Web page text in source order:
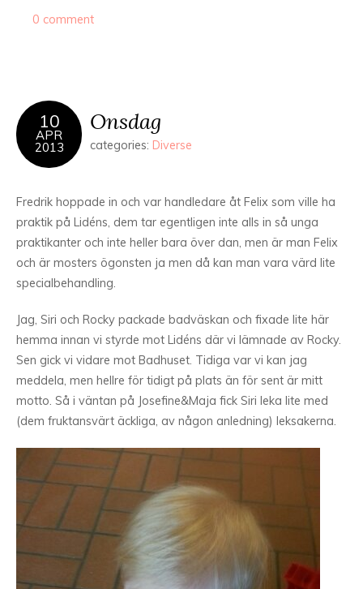
0 comment
10
APR
2013
Onsdag
categories: Diverse
Fredrik hoppade in och var handledare åt Felix som ville ha
praktik på Lidéns, dem tar egentligen inte alls in så unga
praktikanter och inte heller bara över dan, men är man Felix
och är mosters ögonsten ja men då kan man vara värd lite
specialbehandling.
Jag, Siri och Rocky packade badväskan och fixade lite här
hemma innan vi styrde mot Lidéns där vi lämnade av Rocky.
Sen gick vi vidare mot Badhuset. Tidiga var vi kan jag
meddela, men hellre för tidigt på plats än för sent är mitt
motto. Så i väntan på Josefine&Maja fick Siri leka lite med
(dem fruktansvärt äckliga, av någon anledning) leksakerna.